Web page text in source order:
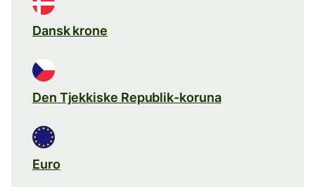
Dansk krone
Den Tjekkiske Republik-koruna
Euro